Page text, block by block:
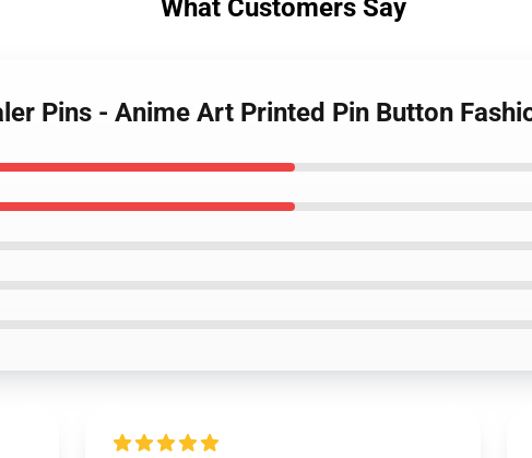
What Customers Say
Pins - Anime Art Printed Pin Button